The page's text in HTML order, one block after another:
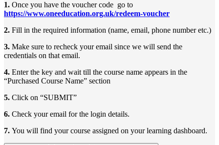
1. Once you have the voucher code go to
https://www.oneeducation.org.uk/redeem-voucher
2. Fill in the required information (name, email, phone number etc.)
3. Make sure to recheck your email since we will send the
credentials on that email.
4. Enter the key and wait till the course name appears in the
“Purchased Course Name” section
5. Click on “SUBMIT”
6. Check your email for the login details.
7. You will find your course assigned on your learning dashboard.